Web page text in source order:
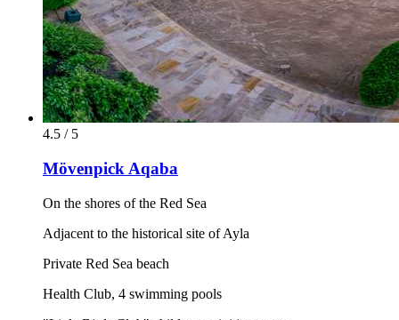
4.5 / 5
Mövenpick Aqaba
On the shores of the Red Sea
Adjacent to the historical site of Ayla
Private Red Sea beach
Health Club, 4 swimming pools